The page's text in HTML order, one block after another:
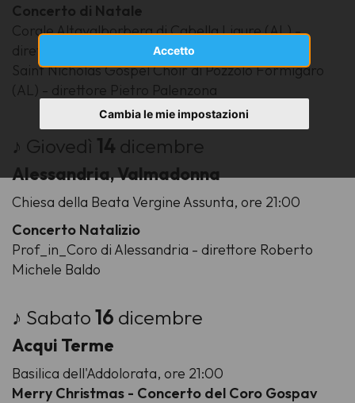
Accetto
Cambia le mie impostazioni
Concerto di Natale
Corale Altavalborberadi Cabella Ligure (AL) -
direttore Luigia Palla
Saint Nicholas Gospel Choirdi Pozzolo Formigaro
(AL) - direttore Pietro Palenzona
♪ Giovedì 14 dicembre
Alessandria, Valmadonna
Chiesa della Beata Vergine Assunta, ore 21:00
Concerto Natalizio
Prof_in_Coro di Alessandria - direttore Roberto
Michele Baldo
♪ Sabato16 dicembre
Acqui Terme
Basilica dell'Addolorata, ore 21:00
Merry Christmas - Concerto del Coro Gospav